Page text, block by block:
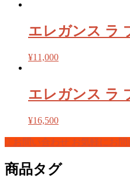
エレガンス ラ
¥11,000
エレガンス ラ
¥16,500
お問い合わせ お気軽にお問
商品タグ